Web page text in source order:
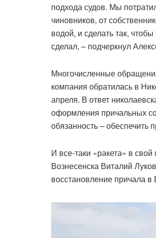
подхода судов. Мы
чиновников, от
водой, и сделать так,
сделал, – подчеркнул
Многочисленные
компания обратилась в
апреля. В ответ
оформления причальных
обязанность – обеспечить
И все-таки «ракета» в
Вознесенска Виталий
восстановление причала в